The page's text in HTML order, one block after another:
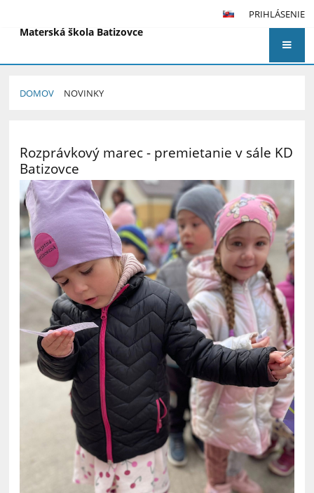
PRIHLÁSENIE
Materská škola Batizovce
DOMOV NOVINKY
Rozprávkový marec - premietanie v sále KD
Batizovce